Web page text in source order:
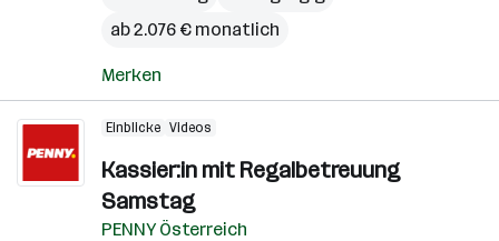
ab 2.076 € monatlich
Merken
Einblicke Videos
Kassier:in mit Regalbetreuung
Samstag
PENNY Österreich